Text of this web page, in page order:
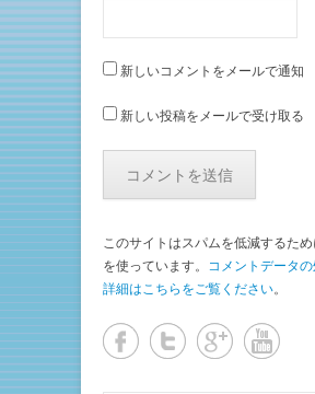
新しいコメントをメールで通知
新しい投稿をメールで受け取る
このサイトはスパムを低減するた
を使っています。 コメントデータ
詳細はこちらをご覧ください。